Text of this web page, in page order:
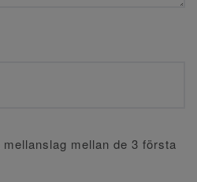
mellan de 3 första